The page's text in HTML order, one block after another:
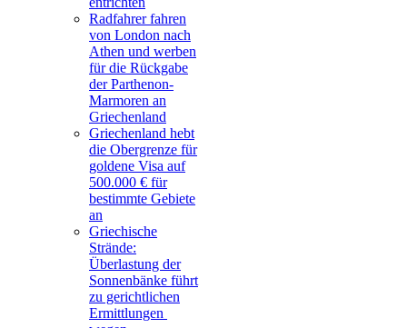
Radfahrer fahren
von London nach
Athen und werben
für die Rückgabe
der Parthenon-
Marmoren an
Griechenland
Griechenland hebt
die Obergrenze für
goldene Visa auf
500.000 € für
bestimmte Gebiete
an
Griechische
Strände:
Überlastung der
Sonnenbänke führt
zu gerichtlichen
Ermittlungen